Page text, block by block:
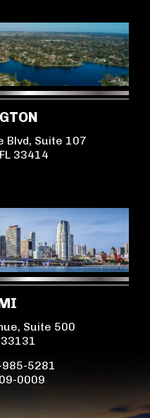
Blvd, Suite 107
33414
Suite 500
5281
0009